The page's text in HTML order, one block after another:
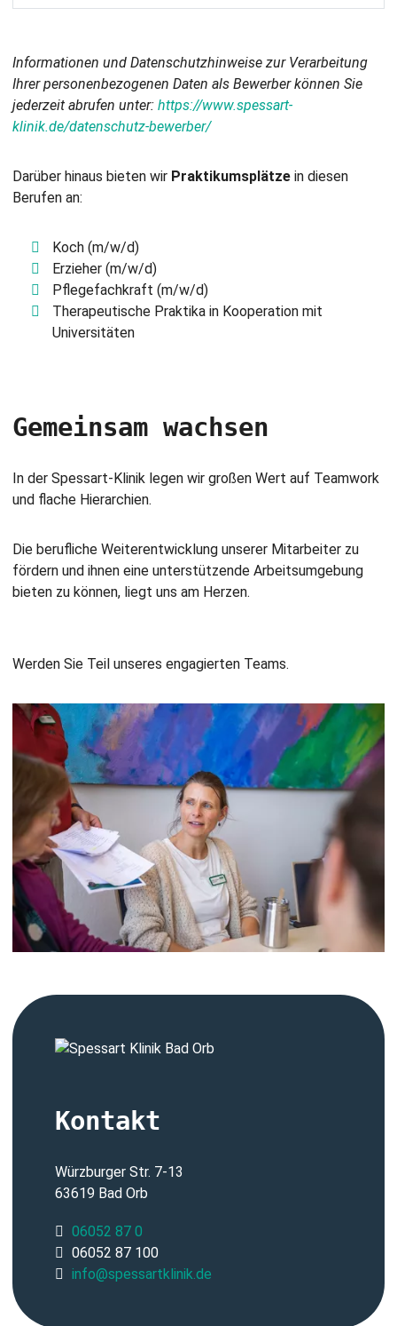
Informationen und Datenschutzhinweise zur Verarbeitung
Ihrer personenbezogenen Daten als Bewerber können Sie
jederzeit abrufen unter: https://www.spessart-
klinik.de/datenschutz-bewerber/
Darüber hinaus bieten wir Praktikumsplätze in diesen
Berufen an:
Koch (m/w/d)
Erzieher (m/w/d)
Pflegefachkraft (m/w/d)
Therapeutische Praktika in Kooperation mit
Universitäten
Gemeinsam wachsen
In der Spessart-Klinik legen wir großen Wert auf Teamwork
und flache Hierarchien.
Die berufliche Weiterentwicklung unserer Mitarbeiter zu
fördern und ihnen eine unterstützende Arbeitsumgebung
bieten zu können, liegt uns am Herzen.
Werden Sie Teil unseres engagierten Teams.
Kontakt
Würzburger Str. 7-13
63619 Bad Orb
06052 87 0
06052 87 100
info@spessartklinik.de